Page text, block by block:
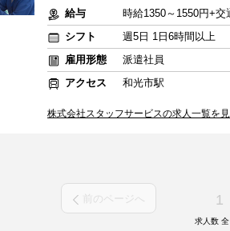
給与
時給1350～1550円+交
シフト
週5日 1日6時間以上
雇用形態
派遣社員
アクセス
和光市駅
株式会社スタッフサービスの求人一覧を
前のページへ 1
求人数 全